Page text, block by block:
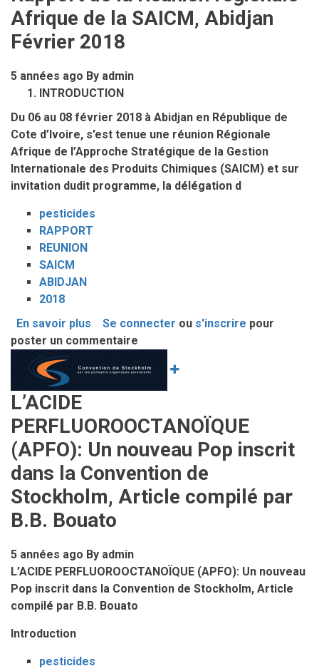
Afrique de la SAICM, Abidjan
Février 2018
5 années ago By admin
INTRODUCTION
Du 06 au 08 février 2018 à Abidjan en République de
Cote d’Ivoire, s’est tenue une réunion Régionale
Afrique de l’Approche Stratégique de la Gestion
Internationale des Produits Chimiques (SAICM) et sur
invitation dudit programme, la délégation d
pesticides
RAPPORT
REUNION
SAICM
ABIDJAN
2018
En savoir plus sur
Rapport
la
Réunion
Afrique
de
la
SAICM,
Abidjan
Février
2018
Se connecter ou s'inscrire pour
poster un commentaire
Image
L’ACIDE
PERFLUOROOCTANOÏQUE
(APFO): Un nouveau Pop inscrit
dans la Convention de
Stockholm, Article compilé par
B.B. Bouato
5 années ago By admin
L’ACIDE PERFLUOROOCTANOÏQUE (APFO): Un nouveau
Pop inscrit dans la Convention de Stockholm, Article
compilé par B.B. Bouato
Introduction
pesticides